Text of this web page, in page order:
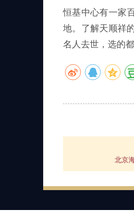
恒基中心有一家
地。了解天顺祥
名人去世，选的
北京